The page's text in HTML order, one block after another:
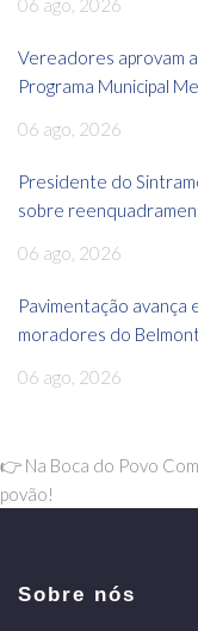
06 ago, 2026
Vereadores aprovam
Programa Municipal
06 ago, 2026
Presidente do
sobre
06 ago, 2026
Pavimentação avança
moradores do
06 ago, 2026
👉 Na Boca do Povo
povão!
Sobre nós